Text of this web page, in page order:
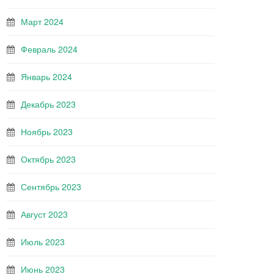
Март 2024
Февраль 2024
Январь 2024
Декабрь 2023
Ноябрь 2023
Октябрь 2023
Сентябрь 2023
Август 2023
Июль 2023
Июнь 2023